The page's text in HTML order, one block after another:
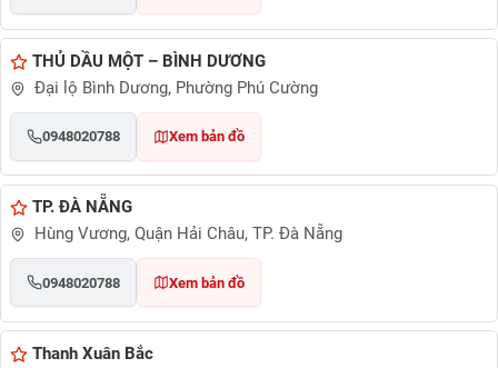
THỦ DẦU MỘT – BÌNH DƯƠNG
Đại lộ Bình Dương, Phường Phú Cường
0948020788 Xem bản đồ
TP. ĐÀ NẴNG
Hùng Vương, Quận Hải Châu, TP. Đà Nẵng
0948020788 Xem bản đồ
Thanh Xuân Bắc